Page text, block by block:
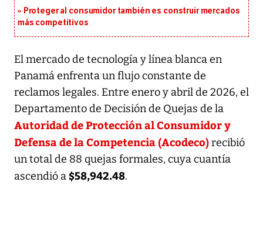
Proteger al consumidor también es construir mercados
más competitivos
El mercado de tecnología y línea blanca en
Panamá enfrenta un flujo constante de
reclamos legales. Entre enero y abril de 2026, el
Departamento de Decisión de Quejas de la
Autoridad de Protección al Consumidor y
Defensa de la Competencia (Acodeco)recibió
un total de 88 quejas formales, cuya cuantía
ascendió a $58,942.48.